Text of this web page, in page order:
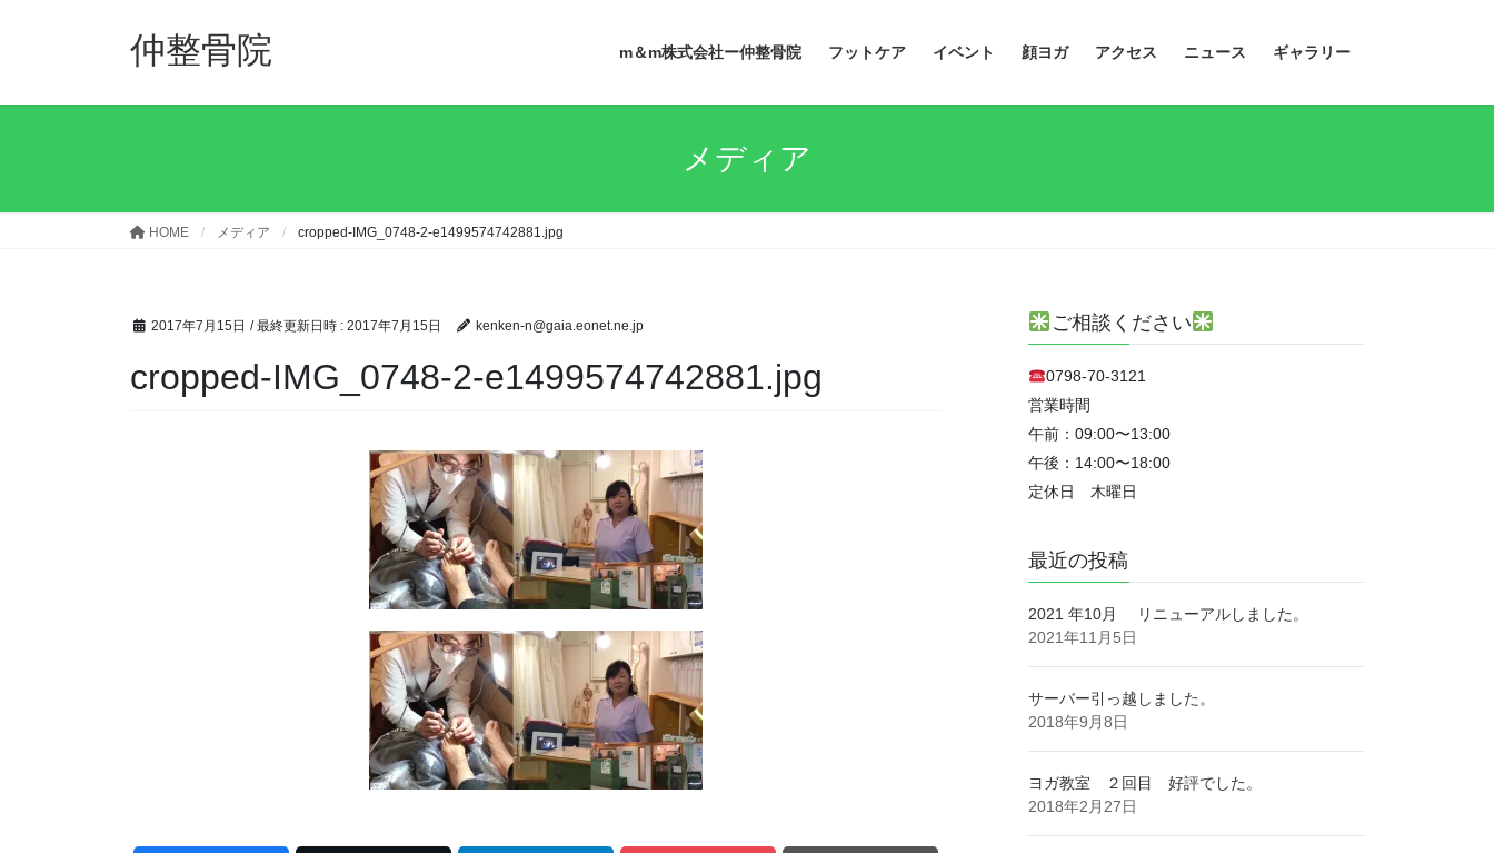
仲整骨院 m＆m株式会社ー仲整骨院 フットケア イベント 顔ヨガ アクセス ニュース ギャラリー
メディア
HOME メディア cropped-IMG_0748-2-e1499574742881.jpg
2017年7月15日 / 最終更新日時 : 2017年7月15日 kenken-n@gaia.eonet.ne.jp
cropped-IMG_0748-2-e1499574742881.jpg
ご相談ください
0798-70-3121
営業時間
午前：09:00〜13:00
午後：14:00〜18:00
定休日 木曜日
最近の投稿
2021 年10月 リニューアルしました。
2021年11月5日
サーバー引っ越しました。
2018年9月8日
ヨガ教室 ２回目 好評でした。
2018年2月27日